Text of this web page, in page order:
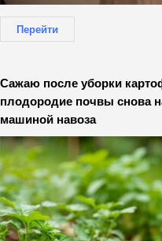
Перейти
Сажаю после уборки
плодородие почвы снова
машиной навоза